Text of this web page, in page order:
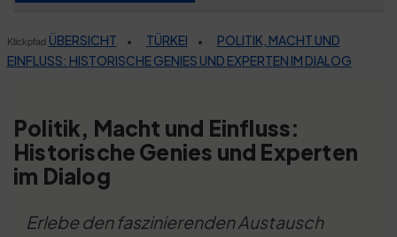
Klickpfad ÜBERSICHT • TÜRKEI •
POLITIK, MACHT UND
EINFLUSS: HISTORISCHE GENIES UND EXPERTEN IM DIALOG
Politik, Macht und Einfluss:
Historische Genies und Experten
im Dialog
Erlebe den faszinierenden Austausch